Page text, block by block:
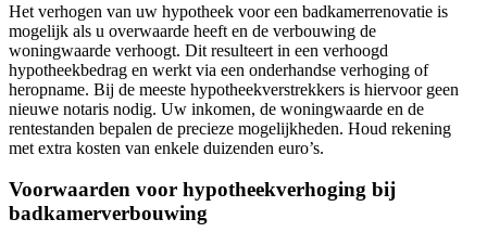
Het verhogen van uw hypotheek voor een badkamerrenovatie is
mogelijk als u overwaarde heeft en de verbouwing de
woningwaarde verhoogt. Dit resulteert in een verhoogd
hypotheekbedrag en werkt via een onderhandse verhoging of
heropname. Bij de meeste hypotheekverstrekkers is hiervoor geen
nieuwe notaris nodig. Uw inkomen, de woningwaarde en de
rentestanden bepalen de precieze mogelijkheden. Houd rekening
met extra kosten van enkele duizenden euro’s.
Voorwaarden voor hypotheekverhoging bij
badkamerverbouwing